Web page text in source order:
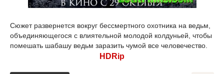
Сюжет развернется вокруг бессмертного охотника на ведьм,
объединяющегося с влиятельной молодой колдуньей, чтобы
помешать шабашу ведьм заразить чумой все человечество.
HDRip